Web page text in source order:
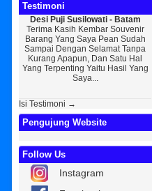
Testimoni
Susilowati - Batam
Kembar Souvenir
Saya Pean Sudah
Selamat Tanpa
Dan Satu Hal
Yaitu Hasil Yang
Bayu
Sedikit
Saya,
Kurniawan
Wisuda Dan
Kembar
Isi Testimoni →
Pengujung Website
Follow Us
Instagram